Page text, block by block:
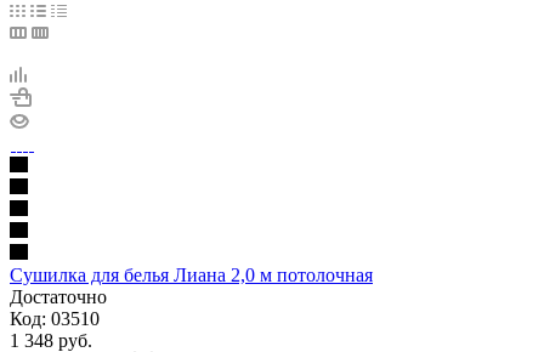
Сушилка для белья Лиана 2,0 м потолочная
Достаточно
Код: 03510
1 348 руб.